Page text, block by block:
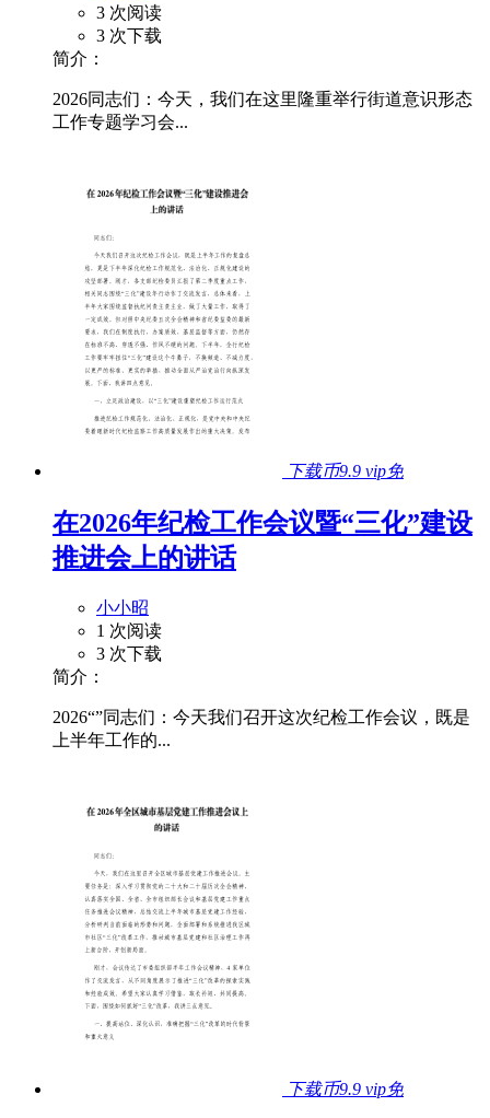
3 次阅读
3 次下载
简介：
2026同志们：今天，我们在这里隆重举行街道意识形态
工作专题学习会...
下载币9.9 vip免
在2026年纪检工作会议暨“三化”建设
推进会上的讲话
小小昭
1 次阅读
3 次下载
简介：
2026“”同志们：今天我们召开这次纪检工作会议，既是
上半年工作的...
下载币9.9 vip免